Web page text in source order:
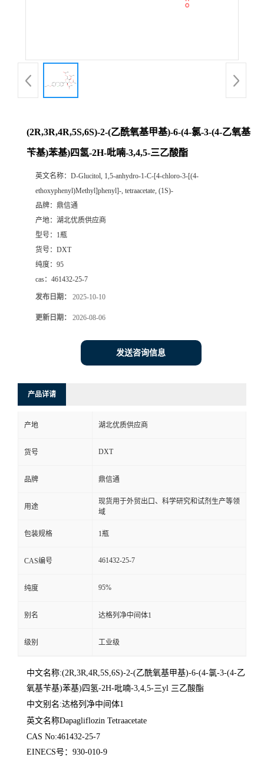
(2R,3R,4R,5S,6S)-2-(乙酰氧基甲基)-6-(4-氯-3-(4-乙氧基
苄基)苯基)四氢-2H-吡喃-3,4,5-三乙酸酯
英文名称： D-Glucitol, 1,5-anhydro-1-C-[4-chloro-3-[(4-
ethoxyphenyl)Methyl]phenyl]-, tetraacetate, (1S)-
品牌： 鼎信通
产地： 湖北优质供应商
型号： 1瓶
货号： DXT
纯度： 95
cas： 461432-25-7
发布日期： 2025-10-10
更新日期： 2026-08-06
发送咨询信息
产品详请
产地 湖北优质供应商
货号 DXT
品牌 鼎信通
用途
现货用于外贸出口、科学研究和试剂生产等领
域
包装规格 1瓶
CAS编号 461432-25-7
纯度 95%
别名 达格列净中间体1
级别 工业级
中文名称:(2R,3R,4R,5S,6S)-2-(乙酰氧基甲基)-6-(4-氯-3-(4-乙
氧基苄基)苯基)四氢-2H-吡喃-3,4,5-三yl 三乙酸酯
中文别名:达格列净中间体1
英文名称Dapagliflozin Tetraacetate
CAS No:461432-25-7
EINECS号：930-010-9